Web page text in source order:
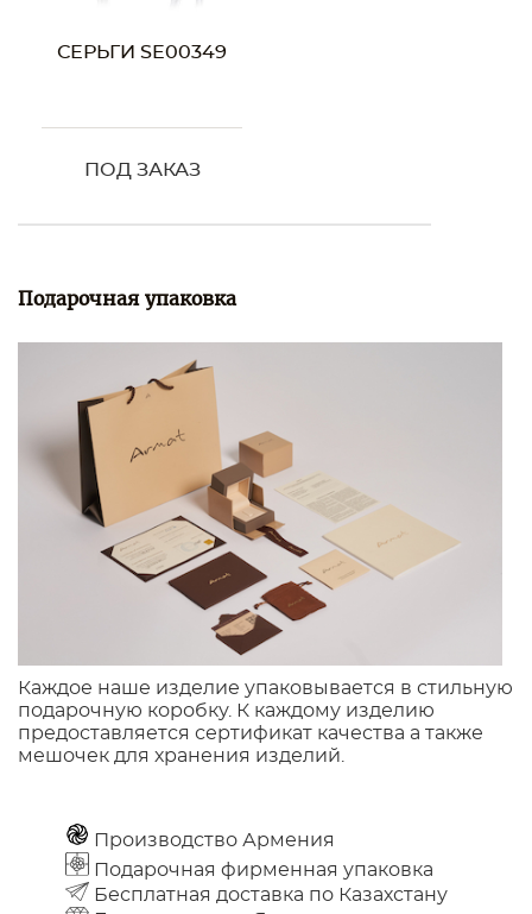
СЕРЬГИ SE00349
ПОД ЗАКАЗ
Подарочная упаковка
Каждое наше изделие упаковывается в стильную
подарочную коробку. К каждому изделию
предоставляется сертификат качества а также
мешочек для хранения изделий.
Производство Армения
Подарочная фирменная упаковка
Бесплатная доставка по Казахстану